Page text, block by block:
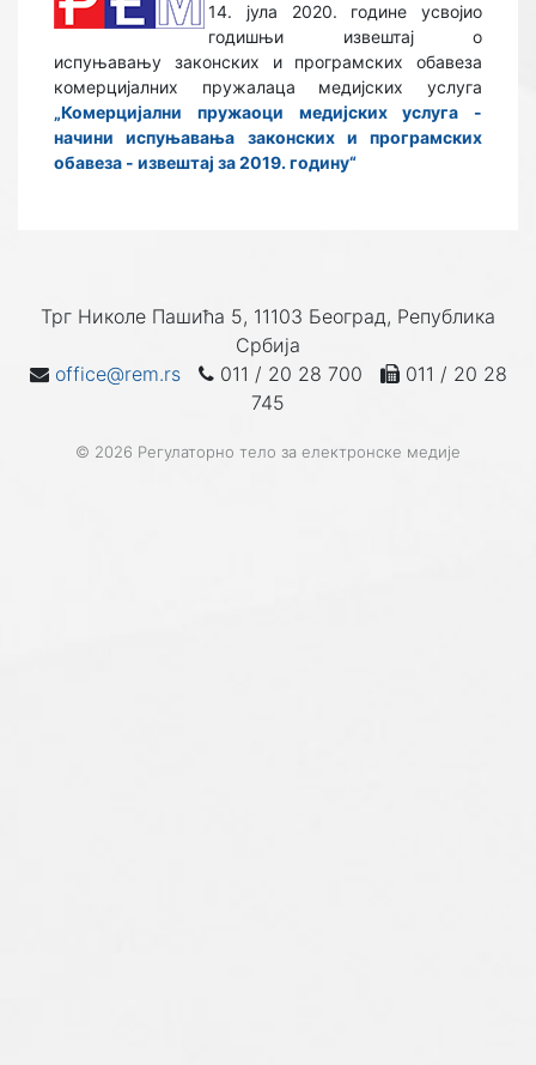
14. јула 2020. године усвојио
годишњи извештај о
испуњавању законских и програмских обавеза
комерцијалних пружалаца медијских услуга
„Комерцијални пружаоци медијских услуга -
начини испуњавања законских и програмских
обавеза - извештај за 2019. годину“
Трг Николе Пашића 5, 11103 Београд, Република
Србија
office@rem.rs
011 / 20 28 700
011 / 20 28
745
© 2026 Регулаторно тело за електронске медије